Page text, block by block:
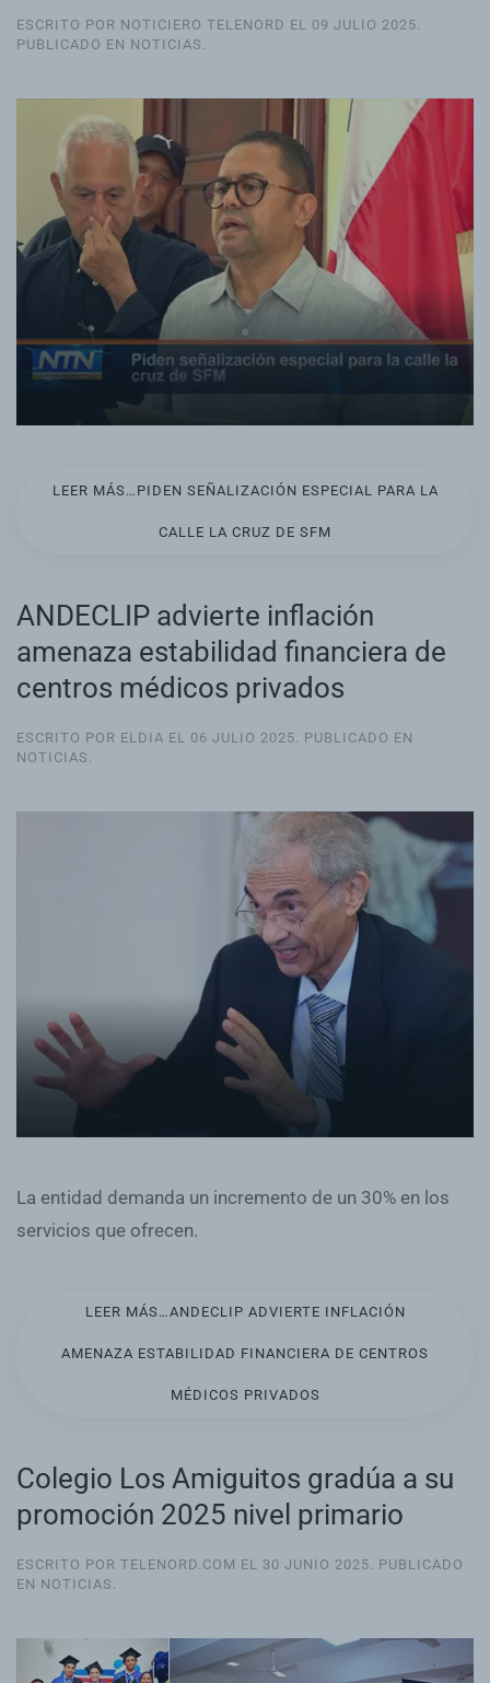
ESCRITO POR NOTICIERO TELENORD EL 09 JULIO 2025.
PUBLICADO EN NOTICIAS .
LEER MÁS…PIDEN SEÑALIZACIÓN ESPECIAL PARA LA
CALLE LA CRUZ DE SFM
ANDECLIP advierte inflación
amenaza estabilidad financiera de
centros médicos privados
ESCRITO POR ELDIA EL 06 JULIO 2025 . PUBLICADO EN
NOTICIAS
La entidad demanda un incremento de un 30% en los
servicios que ofrecen.
LEER MÁS…ANDECLIP ADVIERTE INFLACIÓN
AMENAZA ESTABILIDAD FINANCIERA DE CENTROS
MÉDICOS PRIVADOS
Colegio Los Amiguitos gradúa a su
promoción 2025 nivel primario
ESCRITO POR TELENORD.COM EL 30 JUNIO 2025. PUBLICADO
EN NOTICIAS .